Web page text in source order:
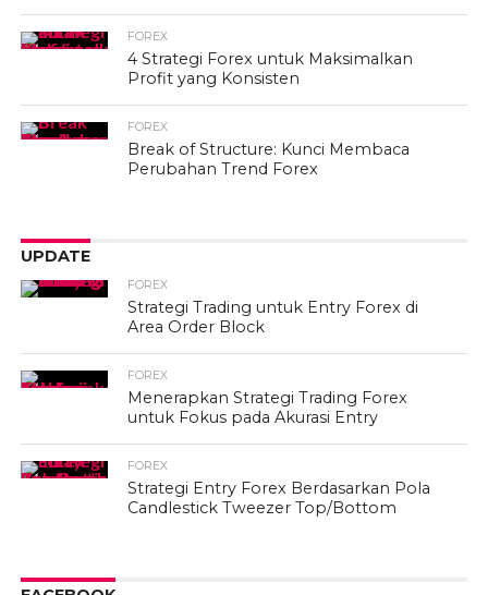
FOREX
4 Strategi Forex untuk Maksimalkan
Profit yang Konsisten
FOREX
Break of Structure: Kunci Membaca
Perubahan Trend Forex
UPDATE
FOREX
Strategi Trading untuk Entry Forex di
Area Order Block
FOREX
Menerapkan Strategi Trading Forex
untuk Fokus pada Akurasi Entry
FOREX
Strategi Entry Forex Berdasarkan Pola
Candlestick Tweezer Top/Bottom